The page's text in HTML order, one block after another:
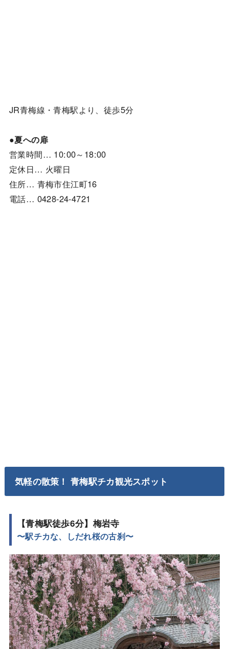
JR青梅線・青梅駅より、徒歩5分
●夏への扉
営業時間… 10:00～18:00
定休日… 火曜日
住所… 青梅市住江町16
電話… 0428-24-4721
気軽の散策！ 青梅駅チカ観光スポット
【青梅駅徒歩6分】梅岩寺
〜駅チカな、しだれ桜の古刹〜